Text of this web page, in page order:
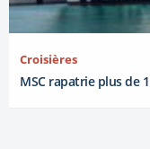
Croisières
MSC rapatrie plus de